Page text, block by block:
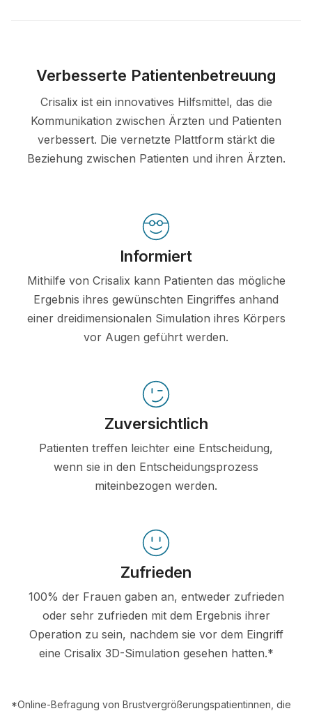
Verbesserte Patientenbetreuung
Crisalix ist ein innovatives Hilfsmittel, das die
Kommunikation zwischen Ärzten und Patienten
verbessert. Die vernetzte Plattform stärkt die
Beziehung zwischen Patienten und ihren Ärzten.
Informiert
Mithilfe von Crisalix kann Patienten das mögliche
Ergebnis ihres gewünschten Eingriffes anhand
einer dreidimensionalen Simulation ihres Körpers
vor Augen geführt werden.
Zuversichtlich
Patienten treffen leichter eine Entscheidung,
wenn sie in den Entscheidungsprozess
miteinbezogen werden.
Zufrieden
100% der Frauen gaben an, entweder zufrieden
oder sehr zufrieden mit dem Ergebnis ihrer
Operation zu sein, nachdem sie vor dem Eingriff
eine Crisalix 3D-Simulation gesehen hatten.*
*Online-Befragung von Brustvergrößerungspatientinnen, die